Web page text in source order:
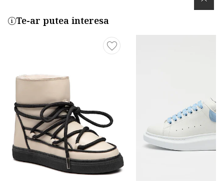
Te-ar putea interesa